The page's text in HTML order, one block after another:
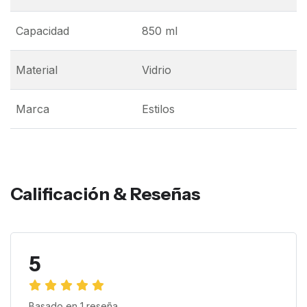
Capacidad 850 ml
Material Vidrio
Marca Estilos
Calificación & Reseñas
5